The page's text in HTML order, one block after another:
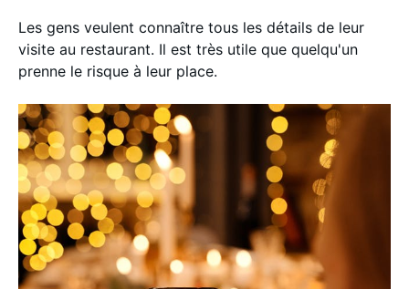
Les gens veulent connaître tous les détails de leur
visite au restaurant. Il est très utile que quelqu'un
prenne le risque à leur place.